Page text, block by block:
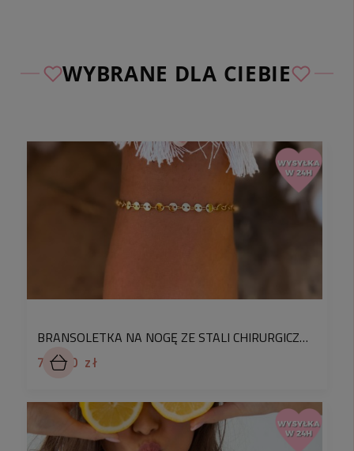
długość naszyjnika: ok. 47 cm (w tym regulacja
długość ozdoby:
stal chirurgiczna, akryl, wstążka
miłośników morskich, letnich klimatów. Duże,
charakteru i sprawiają, że świetnie podkreśli każdą
stylizację. Wykonany ze stali chirurgicznej, jest nie
które śledzą najmodniejsze trendy!
Minimalistyczny design
naszego naszyjnika
WYBRANE DLA CIEBIE
BRANSOLETKA NA NOGĘ ZE STALI CHIRURGICZNEJ KLASYCZNA BLASZKI BOHO
74,90 zł